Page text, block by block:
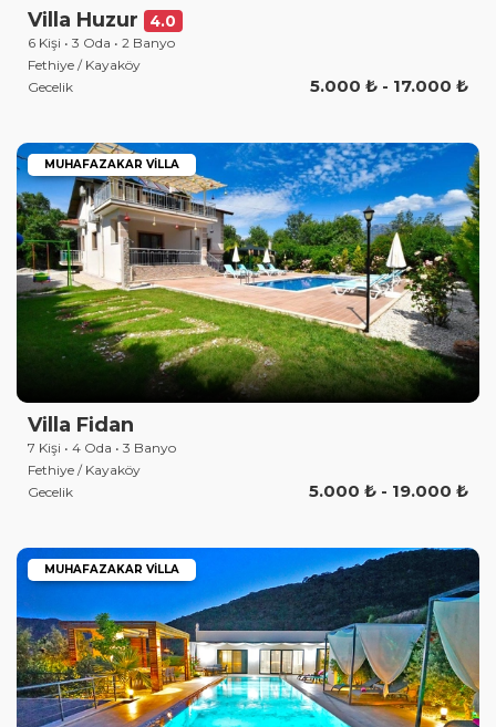
Villa Huzur 4.0
6 Kişi • 3 Oda • 2 Banyo
Fethiye / Kayaköy
Gecelik
5.000 ₺ - 17.000 ₺
MUHAFAZAKAR VILLA
Villa Fidan
7 Kişi • 4 Oda • 3 Banyo
Fethiye / Kayaköy
Gecelik
5.000 ₺ - 19.000 ₺
MUHAFAZAKAR VILLA